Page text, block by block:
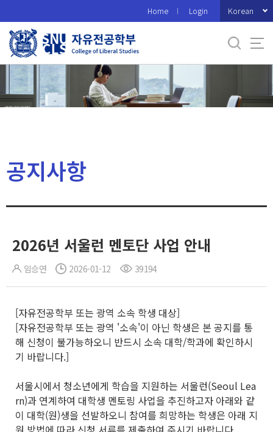
로
메
Home Login Korean
공지사항
2026년 서울런 멘토단 사업 안내
임승연 2026-01-12 39194
[자유전공학부 또는 광역 소속 학생 대상]
[자유전공학부 또는 광역 '소속'이 아닌 학생은 본 공지를 통
해 신청이 불가능하오니 반드시 소속 대학/학과에 확인하시
기 바랍니다.]
서울시에서 청소년에게 학습을 지원하는 서울런(Seoul Lea
rn)과 연계하여 대학생 멘토링 사업을 추진하고자 아래와 같
이 대학(원)생을 선발하오니 참여를 희망하는 학생은 아래 지